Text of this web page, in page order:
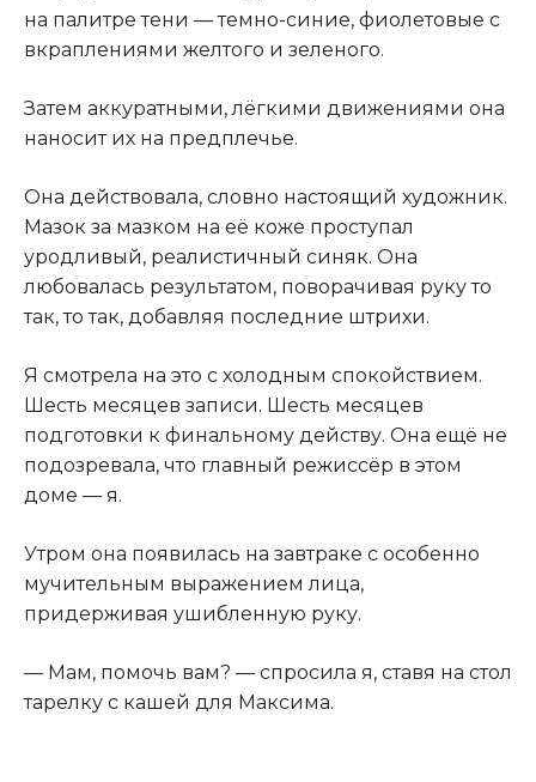
на палитре тени — темно-синие, фиолетовые с
вкраплениями желтого и зеленого.
Затем аккуратными, лёгкими движениями она
наносит их на предплечье.
Она действовала, словно настоящий художник.
Мазок за мазком на её коже проступал
уродливый, реалистичный синяк. Она
любовалась результатом, поворачивая руку то
так, то так, добавляя последние штрихи.
Я смотрела на это с холодным спокойствием.
Шесть месяцев записи. Шесть месяцев
подготовки к финальному действу. Она ещё не
подозревала, что главный режиссёр в этом
доме — я.
Утром она появилась на завтраке с особенно
мучительным выражением лица,
придерживая ушибленную руку.
— Мам, помочь вам? — спросила я, ставя на стол
тарелку с кашей для Максима.